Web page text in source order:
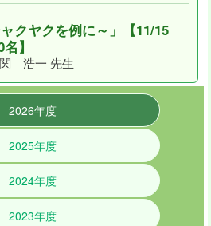
クヤクを例に～」【11/15
】
浩一 先生
2026年度
2025年度
2024年度
2023年度